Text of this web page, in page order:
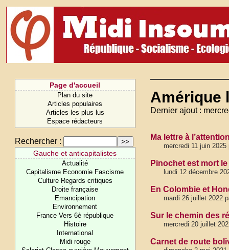
Page d'accueil
Plan du site
Articles populaires
Articles les plus lus
Espace rédacteurs
Rechercher :
Gauche et anticapitalistes
Actualité
Capitalisme Economie Fascisme
Culture Regards critiques
Droite française
Emancipation
Environnement
France Vers 6è république
Histoire
International
Midi rouge
Amérique
Dernier ajout :
Ma lettre à
mercredi 11 juin
Pinochet est mort le
lundi 12 décembre
En Colombie et
mardi 26 juillet 2022
Sur le chemin des
mercredi 20 juillet
Carnet de route